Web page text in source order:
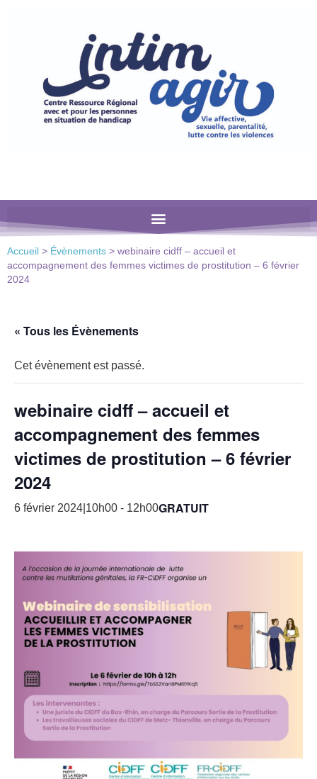
comprend
Accueil > Évènements > webinaire cidff – accueil et
accompagnement des femmes victimes de prostitution – 6 février
2024
« Tous les Évènements
Cet évènement est passé.
webinaire cidff – accueil et
accompagnement des femmes
victimes de prostitution – 6 février
2024
6 février 2024|10h00 - 12h00GRATUIT